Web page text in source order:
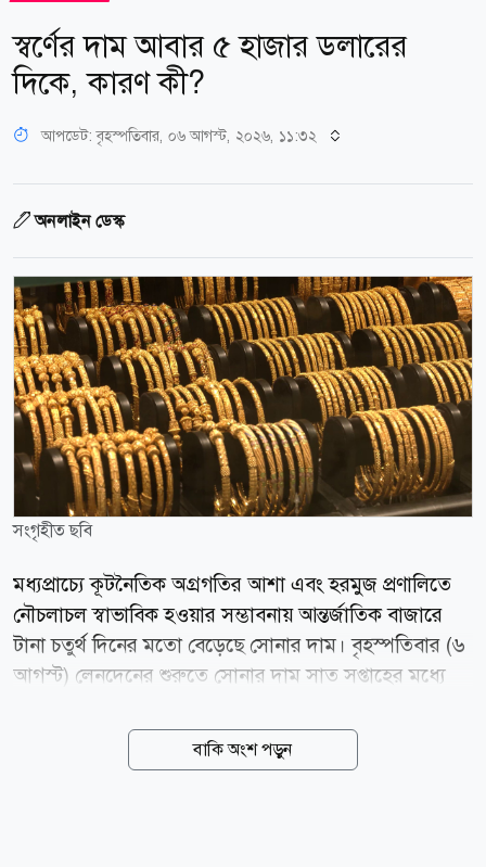
স্বর্ণের দাম আবার ৫ হাজার ডলারের
দিকে, কারণ কী?
আপডেট: বৃহস্পতিবার, ০৬ আগস্ট, ২০২৬, ১১:৩২
অনলাইন ডেস্ক
সংগৃহীত ছবি
মধ্যপ্রাচ্যে কূটনৈতিক অগ্রগতির আশা এবং হরমুজ প্রণালিতে
নৌচলাচল স্বাভাবিক হওয়ার সম্ভাবনায় আন্তর্জাতিক বাজারে
টানা চতুর্থ দিনের মতো বেড়েছে সোনার দাম। বৃহস্পতিবার (৬
আগস্ট) লেনদেনের শুরুতে সোনার দাম সাত সপ্তাহের মধ্যে
শূন্য দশমিক ৫ শতাংশ বেড়ে ৪ হাজার ২৬৫ দশমিক ২২
ডলারে দাঁড়ায়। এর আগে দিনের শুরুতে ১৮ জুনের পর সর্বোচ্চ
বাকি অংশ পড়ুন